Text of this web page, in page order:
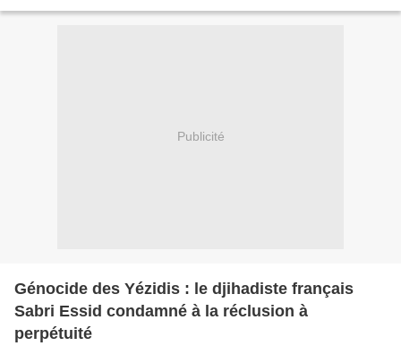
Publicité
Génocide des Yézidis : le djihadiste français
Sabri Essid condamné à la réclusion à
perpétuité